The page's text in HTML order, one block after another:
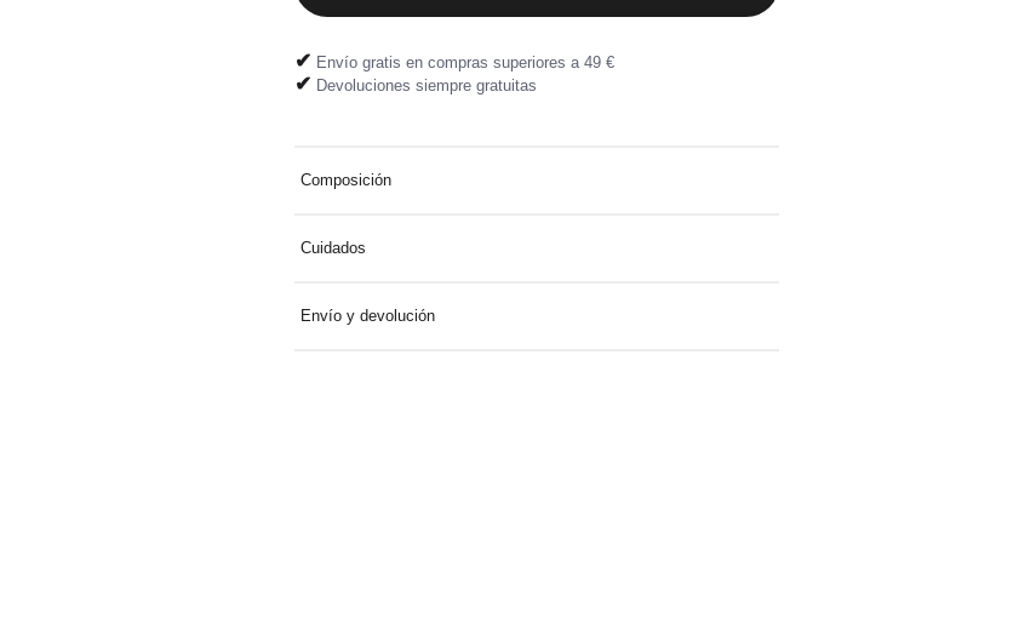
✔ Envío gratis en compras superiores a 49 €
✔ Devoluciones siempre gratuitas
Composición
Cuidados
Envío y devolución